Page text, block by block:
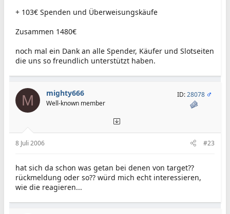
+ 103€ Spenden und Überweisungskäufe
Zusammen 1480€
noch mal ein Dank an alle Spender, Käufer und Slotseiten
die uns so freundlich unterstützt haben.
M mighty666
Well-known member
ID:28078
8 Juli 2006 #23
hat sich da schon was getan bei denen von target??
rückmeldung oder so?? würd mich echt interessieren,
wie die reagieren...